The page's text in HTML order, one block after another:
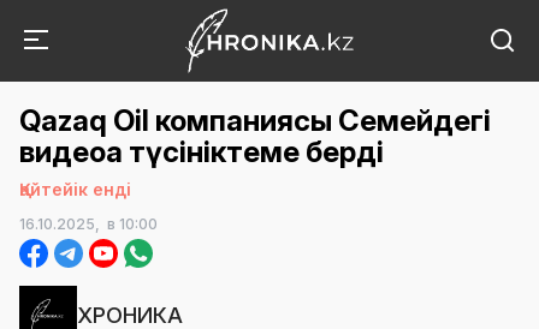
Qazaq Oil компаниясы Семейдегі
видеоға түсініктеме берді
Қайтейік енді
16.10.2025, в 10:00
ХРОНИКА